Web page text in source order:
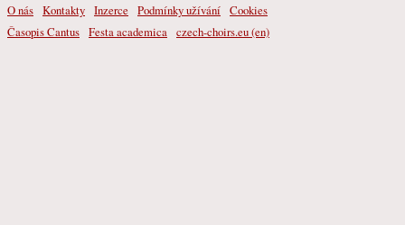
O nás Kontakty Inzerce Podmínky užívání Cookies
Časopis Cantus Festa academica czech-choirs.eu (en)